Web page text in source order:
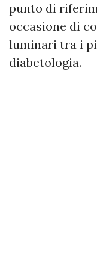
punto di
occasione di
luminari tra i
diabetologia.